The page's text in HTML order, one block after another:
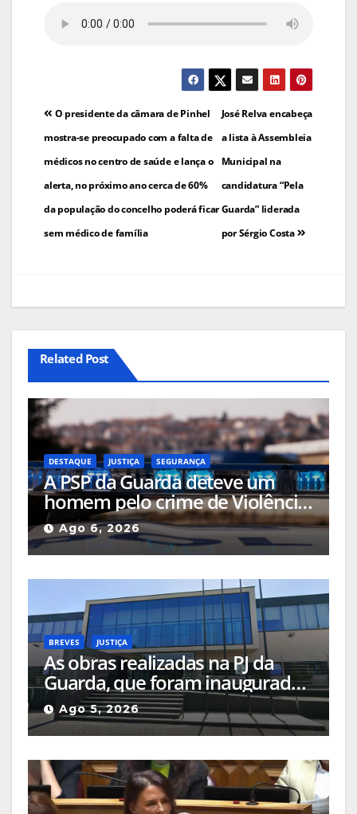
Navegação
de
artigos
José Relva encabeça
a lista à Assembleia
Municipal na
candidatura “Pela
Guarda” liderada
por Sérgio Costa
O presidente da câmara de Pinhel
mostra-se preocupado com a falta de
médicos no centro de saúde e lança o
alerta, no próximo ano cerca de 60%
da população do concelho poderá ficar
sem médico de família
Related Post
DESTAQUE JUSTIÇA SEGURANÇA
A PSP da Guarda deteve um
homem pelo crime de Violência
Doméstica após agressão grave
na via pública
Ago 6, 2026
BREVES JUSTIÇA
As obras realizadas na PJ da
Guarda, que foram inauguradas
em 2023, estão sob a
investigação da Procuradoria
Europeia
Ago 5, 2026